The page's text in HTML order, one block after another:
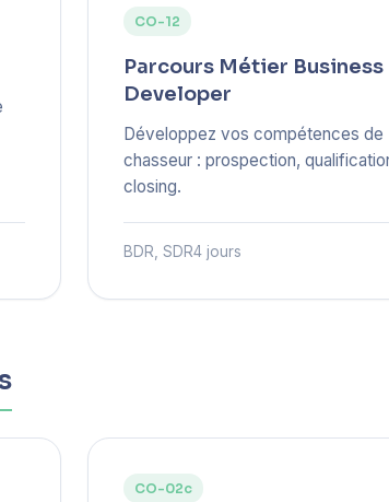
CO-12
Parcours Métier Business
Developer
Développez vos compétences de
chasseur : prospection,
closing.
BDR, SDR4 jours
CO-02c